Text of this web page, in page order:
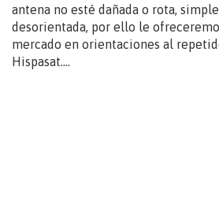
antena no esté dañada o rota,
desorientada, por ello le
mercado en orientaciones al
Hispasat....